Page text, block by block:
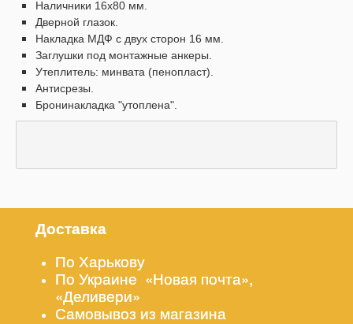
Наличники 16х80 мм.
Дверной глазок.
Накладка МДФ с двух сторон 16 мм.
Заглушки под монтажные анкеры.
Утеплитель: минвата (пенопласт).
Антисрезы.
Бронинакладка "утоплена".
Доставка
По Харькову
По Украине «Новая почта»,
«Деливери»
Самовывоз из магазина